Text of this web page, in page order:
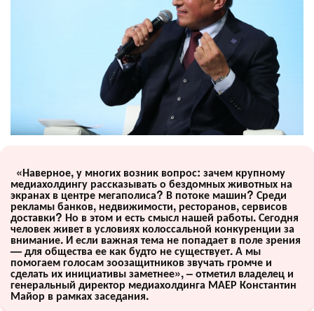
«Наверное, у многих возник вопрос: зачем крупному
медиахолдингу рассказывать о бездомных животных на
экранах в центре мегаполиса? В потоке машин? Среди
рекламы банков, недвижимости, ресторанов, сервисов
доставки? Но в этом и есть смысл нашей работы. Сегодня
человек живет в условиях колоссальной конкуренции за
внимание. И если важная тема не попадает в поле зрения
— для общества ее как будто не существует. А мы
помогаем голосам зоозащитников звучать громче и
сделать их инициативы заметнее», – отметил владелец и
генеральный директор медиахолдинга МАЕР Константин
Майор в рамках заседания.